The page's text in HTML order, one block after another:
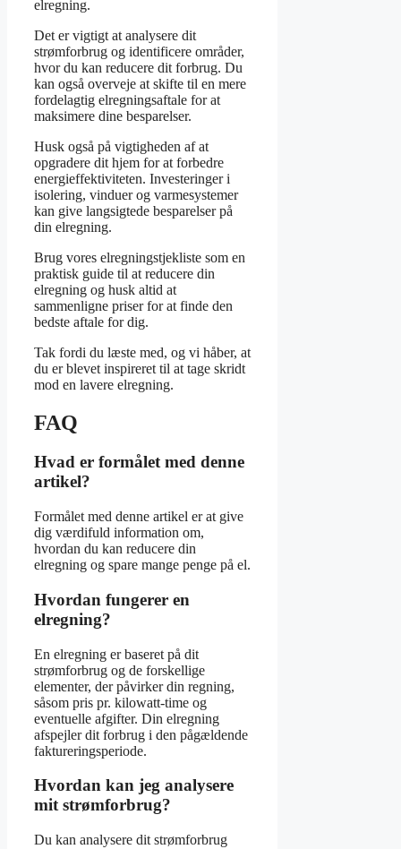
elregning.
Det er vigtigt at analysere dit
strømforbrug og identificere områder,
hvor du kan reducere dit forbrug. Du
kan også overveje at skifte til en mere
fordelagtig elregningsaftale for at
maksimere dine besparelser.
Husk også på vigtigheden af at
opgradere dit hjem for at forbedre
energieffektiviteten. Investeringer i
isolering, vinduer og varmesystemer
kan give langsigtede besparelser på
din elregning.
Brug vores elregningstjekliste som en
praktisk guide til at reducere din
elregning og husk altid at
sammenligne priser for at finde den
bedste aftale for dig.
Tak fordi du læste med, og vi håber, at
du er blevet inspireret til at tage skridt
mod en lavere elregning.
FAQ
Hvad er formålet med denne
artikel?
Formålet med denne artikel er at give
dig værdifuld information om,
hvordan du kan reducere din
elregning og spare mange penge på el.
Hvordan fungerer en
elregning?
En elregning er baseret på dit
strømforbrug og de forskellige
elementer, der påvirker din regning,
såsom pris pr. kilowatt-time og
eventuelle afgifter. Din elregning
afspejler dit forbrug i den pågældende
faktureringsperiode.
Hvordan kan jeg analysere
mit strømforbrug?
Du kan analysere dit strømforbrug